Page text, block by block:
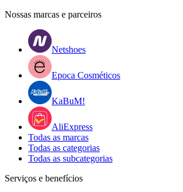
Nossas marcas e parceiros
Netshoes
Epoca Cosméticos
KaBuM!
AliExpress
Todas as marcas
Todas as categorias
Todas as subcategorias
Serviços e benefícios